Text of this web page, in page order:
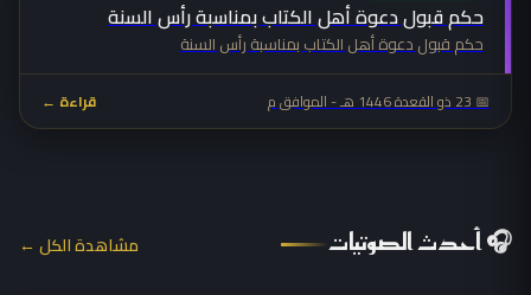
حكم قبول دعوة أهل الكتاب بمناسبة رأس السنة
حكم قبول دعوة أهل الكتاب بمناسبة رأس السنة
📅 23 ذو القعدة 1446 هـ - الموافق م قراءة ←
🎧 أحدث الصوتيات مشاهدة الكل ←